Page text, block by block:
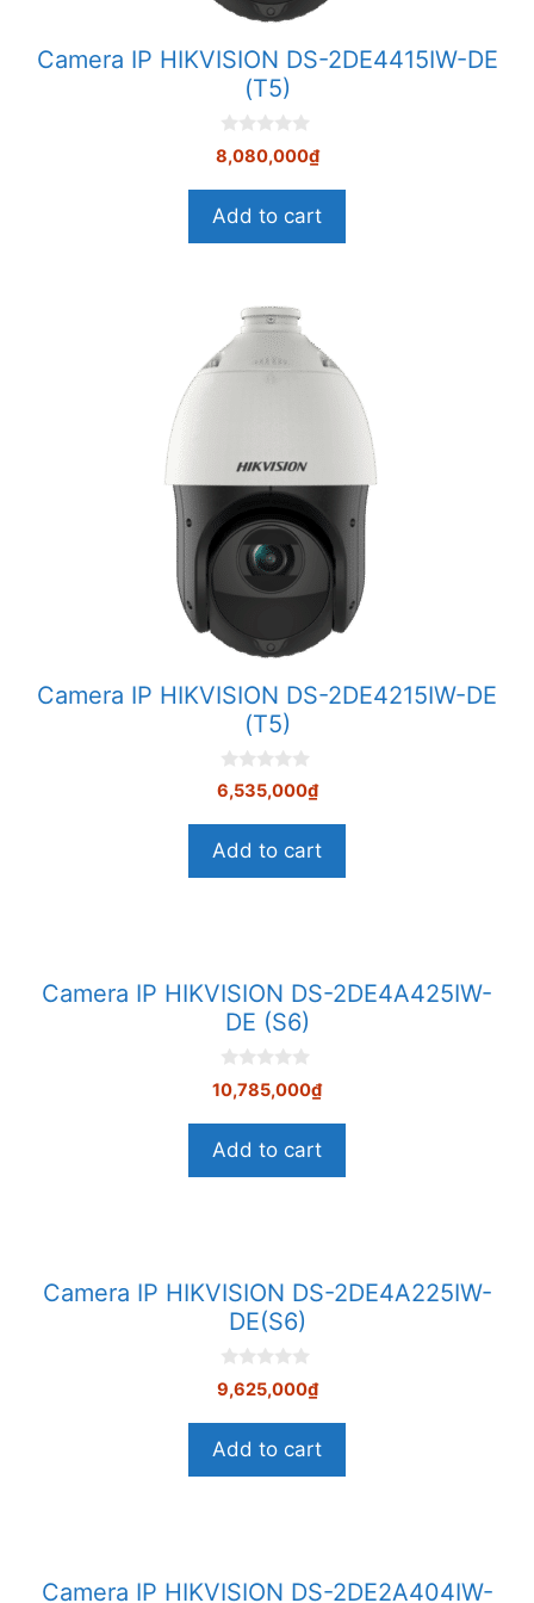
Camera IP HIKVISION DS-2DE4415IW-DE
(T5)
0
n
à
5
8,080,000₫
Add to cart
Camera IP HIKVISION DS-2DE4215IW-DE
(T5)
0
n
à
5
6,535,000₫
Add to cart
Camera IP HIKVISION DS-2DE4A425IW-
DE (S6)
0
n
à
5
10,785,000₫
Add to cart
Camera IP HIKVISION DS-2DE4A225IW-
DE(S6)
0
n
à
5
9,625,000₫
Add to cart
Camera IP HIKVISION DS-2DE2A404IW-